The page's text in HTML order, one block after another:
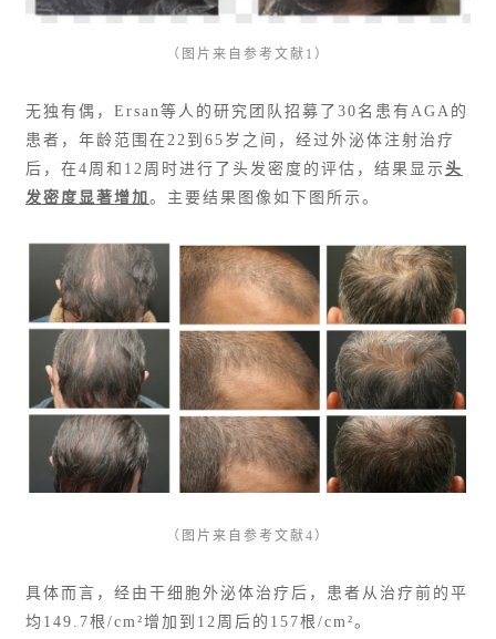
（图片来自参考文献1）
无独有偶，Ersan等人的研究团队招募了30名患有 AGA 的
患者，年龄范围在22到65岁之间，经过外泌体注射治疗
后，在4周和12周时进行了头发密度的评估，结果显示头
发密度显著增加 。主要结果图像如下图所示。
（图片来自参考文献4）
具体而言，经由干细胞外泌体治疗后，患者从治疗前的平
均149.7根/cm²增加到12周后的157根/cm²。